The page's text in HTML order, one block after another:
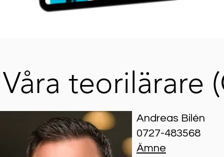
Våra teorilärare
Andreas Bilén
0727-483568
Ämne